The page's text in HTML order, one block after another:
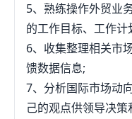
5、熟练操作外贸业
的工作目标、工作计
6、收集整理相关市
馈数据信息;
7、分析国际市场动
己的观点供领导决策